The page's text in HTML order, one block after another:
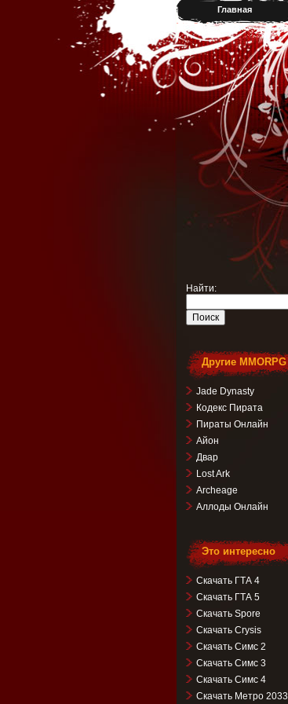
Главная
Найти:
Другие MMORPG
Jade Dynasty
Кодекс Пирата
Пираты Онлайн
Айон
Двар
Lost Ark
Archeage
Аллоды Онлайн
Это интересно
Скачать ГТА 4
Скачать ГТА 5
Скачать Spore
Скачать Crysis
Скачать Симс 2
Скачать Симс 3
Скачать Симс 4
Скачать Метро 2033